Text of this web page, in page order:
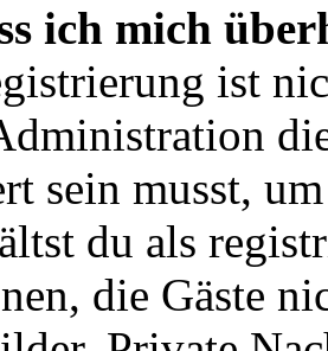
ich mich
ist
sein musst,
du als
die Gäste